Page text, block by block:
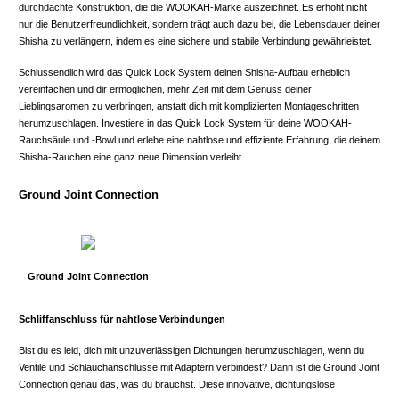
durchdachte Konstruktion, die die WOOKAH-Marke auszeichnet. Es erhöht nicht
nur die Benutzerfreundlichkeit, sondern trägt auch dazu bei, die Lebensdauer deiner
Shisha zu verlängern, indem es eine sichere und stabile Verbindung gewährleistet.
Schlussendlich wird das Quick Lock System deinen Shisha-Aufbau erheblich
vereinfachen und dir ermöglichen, mehr Zeit mit dem Genuss deiner
Lieblingsaromen zu verbringen, anstatt dich mit komplizierten Montageschritten
herumzuschlagen. Investiere in das Quick Lock System für deine WOOKAH-
Rauchsäule und -Bowl und erlebe eine nahtlose und effiziente Erfahrung, die deinem
Shisha-Rauchen eine ganz neue Dimension verleiht.
Ground Joint Connection
Ground Joint Connection
Schliffanschluss für nahtlose Verbindungen
Bist du es leid, dich mit unzuverlässigen Dichtungen herumzuschlagen, wenn du
Ventile und Schlauchanschlüsse mit Adaptern verbindest? Dann ist die Ground Joint
Connection genau das, was du brauchst. Diese innovative, dichtungslose